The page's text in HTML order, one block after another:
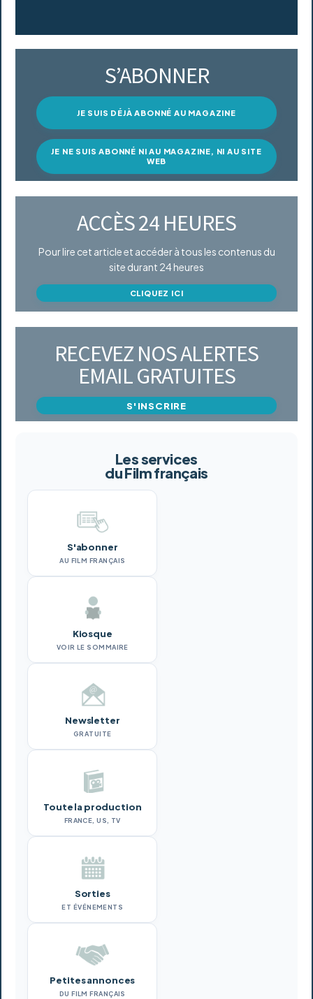
S’ABONNER
JE SUIS DÉJÀ ABONNÉ AU MAGAZINE
JE NE SUIS ABONNÉ NI AU MAGAZINE, NI AU SITE
WEB
ACCÈS 24 HEURES
Pour lire cet article et accéder à tous les contenus du
site durant 24 heures
CLIQUEZ ICI
RECEVEZ NOS ALERTES
EMAIL GRATUITES
S'INSCRIRE
Les services
du Film français
S'abonner
AU FILM FRANÇAIS
Kiosque
VOIR LE SOMMAIRE
Newsletter
GRATUITE
Toute la production
FRANCE, US, TV
Sorties
ET ÉVÉNEMENTS
Petites annonces
DU FILM FRANÇAIS